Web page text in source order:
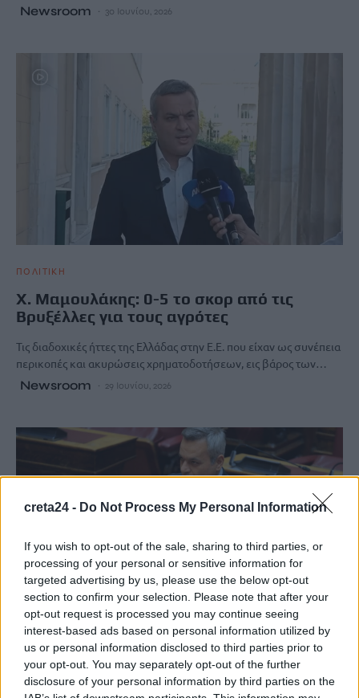
creta24 - Do Not Process My Personal Information
If you wish to opt-out of the sale, sharing to third parties, or
processing of your personal or sensitive information for
targeted advertising by us, please use the below opt-out
section to confirm your selection. Please note that after your
opt-out request is processed you may continue seeing
interest-based ads based on personal information utilized by
us or personal information disclosed to third parties prior to
your opt-out. You may separately opt-out of the further
disclosure of your personal information by third parties on the
Newsroom 30 Ιουνίου, 2026
ΠΟΛΙΤΙΚΗ
Χ. Μαμουλάκης: 0-5 το σκορ από τις
Βρυξέλλες για τους αγρότες
Τις διαδοχικές ήττες της Ελλάδας στην Ε.Ε. που είχαν ως συνέπεια
περικοπές και ακυρώσεις χρηματοδοτήσεων, εις βάρος των…
Newsroom 29 Ιουνίου, 2026
ΠΟΛΙΤΙΚΗ
Χάρης Μαμουλάκης: Κυβερνητική
αδιαφορία για το ιστορικό διατηρητέο του